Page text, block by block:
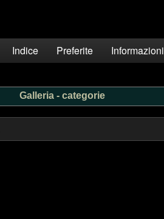
Indice Preferite Informazioni
Galleria - categorie